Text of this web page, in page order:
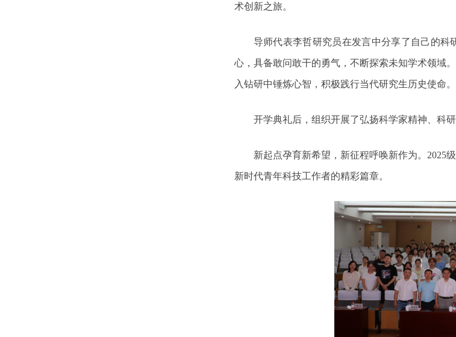
术创新之旅。
导师代表李哲研究员在发言中分享了自己的
心，具备敢问敢干的勇气，不断探索未知学术领域
入钻研中锤炼心智，积极践行当代研究生历史使命。
开学典礼后，组织开展了弘扬科学家精神、科
新起点孕育新希望，新征程呼唤新作为。 2025
新时代青年科技工作者的精彩篇章。